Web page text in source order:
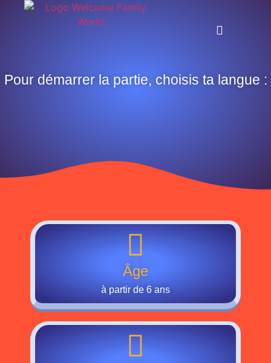
Pour démarrer la partie, choisis ta langue :
Âge
à partir de 6 ans